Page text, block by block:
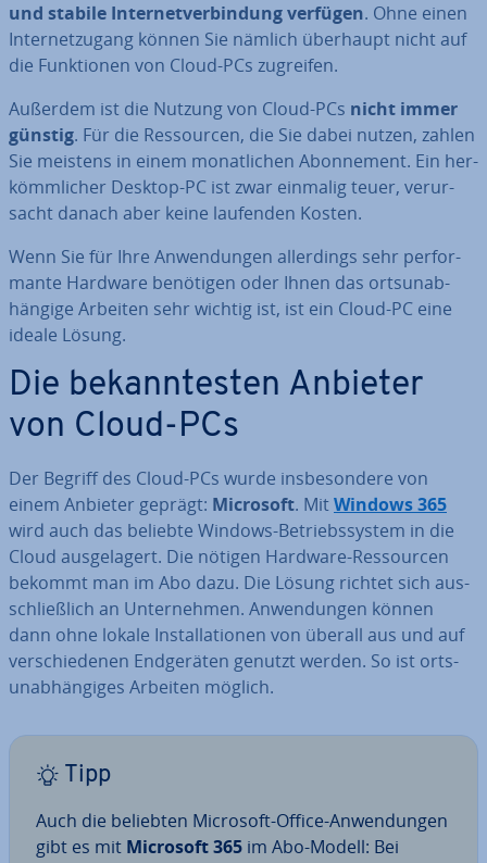
und stabile In­ter­net­ver­bin­dung verfügen. Ohne einen
In­ter­net­zu­gang können Sie nämlich überhaupt nicht auf
die Funk­tio­nen von Cloud-PCs zugreifen.
Außerdem ist die Nutzung von Cloud-PCs nicht immer
günstig. Für die Res­sour­cen, die Sie dabei nutzen, zahlen
Sie meistens in einem mo­nat­li­chen Abon­ne­ment. Ein her­
kömm­li­cher Desktop-PC ist zwar einmalig teuer, ver­ur­
sacht danach aber keine laufenden Kosten.
Wenn Sie für Ihre An­wen­dun­gen al­ler­dings sehr per­for­
man­te Hardware benötigen oder Ihnen das orts­un­ab­
hän­gi­ge Arbeiten sehr wichtig ist, ist ein Cloud-PC eine
ideale Lösung.
Die be­kann­tes­ten Anbieter
von Cloud-PCs
Der Begriff des Cloud-PCs wurde ins­be­son­de­re von
einem Anbieter geprägt: Microsoft. MitWindows 365
wird auch das beliebte Windows-Be­triebs­sys­tem in die
Cloud aus­ge­la­gert. Die nötigen Hardware-Res­sour­cen
bekommt man im Abo dazu. Die Lösung richtet sich aus­
schließ­lich an Un­ter­neh­men. An­wen­dun­gen können
dann ohne lokale In­stal­la­tio­nen von überall aus und auf
ver­schie­de­nen End­ge­rä­ten genutzt werden. So ist orts­
un­ab­hän­gi­ges Arbeiten möglich.
Tipp
Auch die beliebten Microsoft-Office-An­wen­dun­gen
gibt es mit Microsoft 365 im Abo-Modell: Bei